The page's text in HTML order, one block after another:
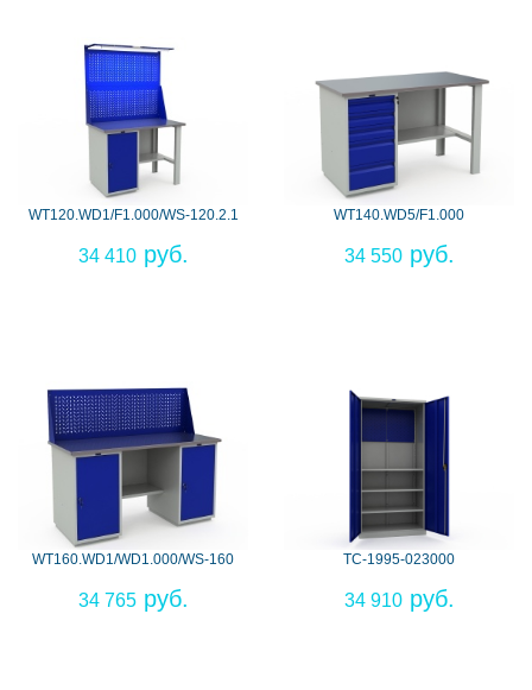
WT120.WD1/F1.000/WS-120.2.1
34 410
WT140.WD5/F1.000
34 550
WT160.WD1/WD1.000/WS-160
34 765
ТС-1995-023000
34 910